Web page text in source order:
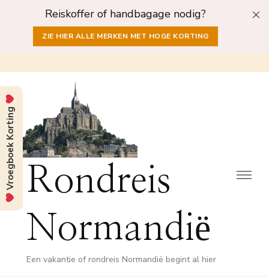
Reiskoffer of handbagage nodig?
ZIE HIER ALLE MERKEN MET HOGE KORTING
Rondreis
Normandië
Een vakantie of rondreis Normandië begint al hier
Vroegboek Korting